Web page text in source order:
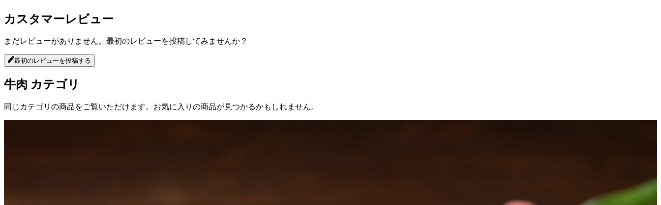
カスタマーレビュー
まだレビューがありません。最初のレビューを投稿してみませんか？
最初のレビューを投稿する
牛肉 カテゴリ
同じカテゴリの商品をご覧いただけます。お気に入りの商品が見つかるかもしれません。